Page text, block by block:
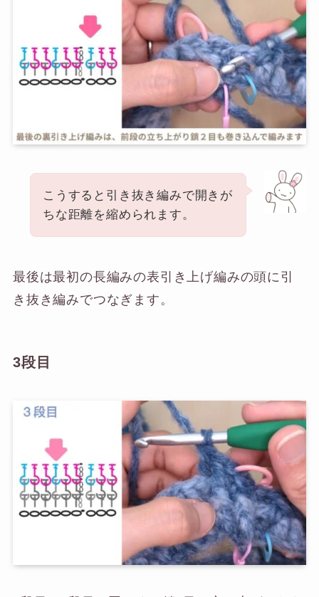
こうすると引き抜き編みで開きが
ちな距離を縮められます。
最後は最初の長編みの表引き上げ編みの頭に引
き抜き編みでつなぎます。
3段目